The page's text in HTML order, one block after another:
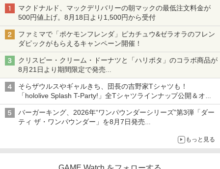
マクドナルド、マックデリバリーの朝マックの最低注文料金が
500円値上げ。8月18日より1,500円から受付
ファミマで「ポケモンフレンダ」ピカチュウ&ゼラオラのフレン
ダピックがもらえるキャンペーン開催！
クリスピー・クリーム・ドーナツと「ハリポタ」のコラボ商品が
8月21日より期間限定で発売
組分け帽子ドーナツなど見た目も楽しい商品が登場
そらザウルスやギャルきち、団長の吉野家Tシャツも！
「hololive Splash T-Party!」全Tシャツラインナップ公開＆オン
ライン販売開始
バーガーキング、2026年“ワンパウンダーシリーズ”第3弾「ダー
ティ ザ・ワンパウンダー」を8月7日発売
もっと見る